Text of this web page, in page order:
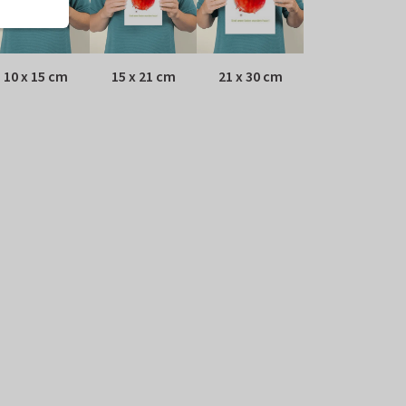
10 x 15 cm 15 x 21 cm 21 x 30 cm